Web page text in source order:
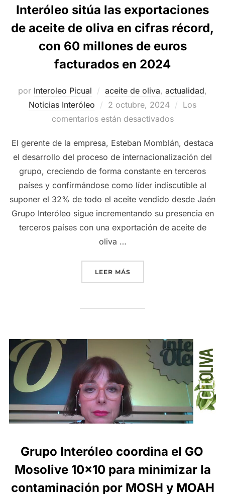
Interóleo sitúa las exportaciones
de aceite de oliva en cifras récord,
con 60 millones de euros
facturados en 2024
por Interoleo Picual aceite de oliva, actualidad,
Noticias Interóleo
Publicado
el
2 octubre, 2024
Los
comentarios están desactivados
El gerente de la empresa, Esteban Momblán, destaca
el desarrollo del proceso de internacionalización del
grupo, creciendo de forma constante en terceros
países y confirmándose como líder indiscutible al
suponer el 32% de todo el aceite vendido desde Jaén
Grupo Interóleo sigue incrementando su presencia en
terceros países con una exportación de aceite de
oliva …
LEER MÁS«EL CARÁCTER
Grupo Interóleo coordina el GO
Mosolive 10×10 para minimizar la
contaminación por MOSH y MOAH